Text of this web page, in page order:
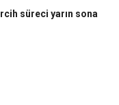
süreci yarın sona